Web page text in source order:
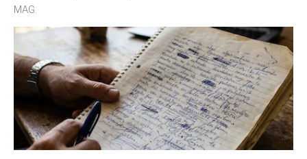
redes sociales no pretenden buscar validación
MAG.